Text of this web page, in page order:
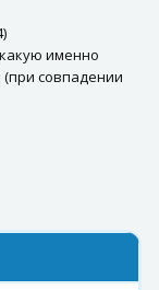
именно
совпадении